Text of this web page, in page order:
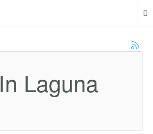
In Laguna